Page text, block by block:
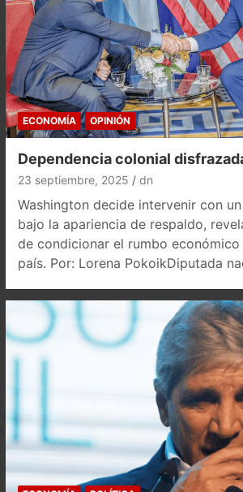
ECONOMÍA OPINIÓN
Dependencia colonial
23 septiembre, 2025 dn
Washington decide intervenir con
bajo la apariencia de respaldo,
de condicionar el rumbo
país. Por: Lorena PokoikDiputada